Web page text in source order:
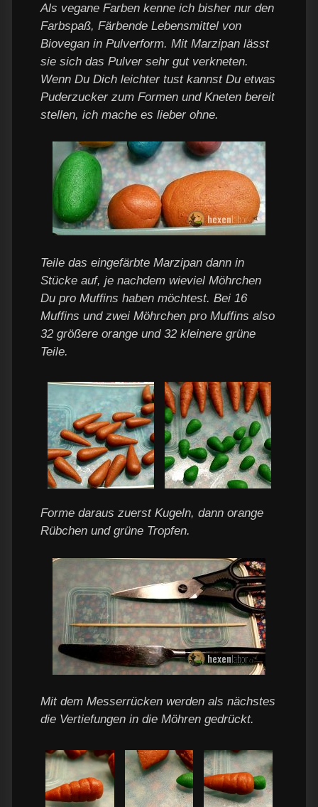
Als vegane Farben kenne ich bisher nur den
Farbspaß, Färbende Lebensmittel von
Biovegan in Pulverform. Mit Marzipan lässt
sie sich das Pulver sehr gut verkneten.
Wenn Du Dich leichter tust kannst Du etwas
Puderzucker zum Formen und Kneten bereit
stellen, ich mache es lieber ohne.
Teile das eingefärbte Marzipan dann in
Stücke auf, je nachdem wieviel Möhrchen
Du pro Muffins haben möchtest. Bei 16
Muffins und zwei Möhrchen pro Muffins also
32 größere orange und 32 kleinere grüne
Teile.
Forme daraus zuerst Kugeln, dann orange
Rübchen und grüne Tropfen.
Mit dem Messerrücken werden als nächstes
die Vertiefungen in die Möhren gedrückt.